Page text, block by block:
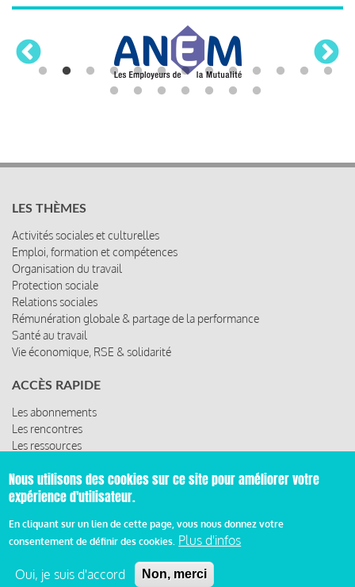
LES THÈMES
Activités sociales et culturelles
Emploi, formation et compétences
Organisation du travail
Protection sociale
Relations sociales
Rémunération globale & partage de la performance
Santé au travail
Vie économique, RSE & solidarité
ACCÈS RAPIDE
Les abonnements
Les rencontres
Les ressources
Pied
Mentions légales et condition générale d’utilisation et
d’abonnement
Nous utilisons des cookies sur ce site pour améliorer votre
expérience d'utilisateur.
En cliquant sur un lien de cette page, vous nous donnez votre
consentement de définir des cookies. Plus d'infos
Oui, je suis d'accord Non, merci